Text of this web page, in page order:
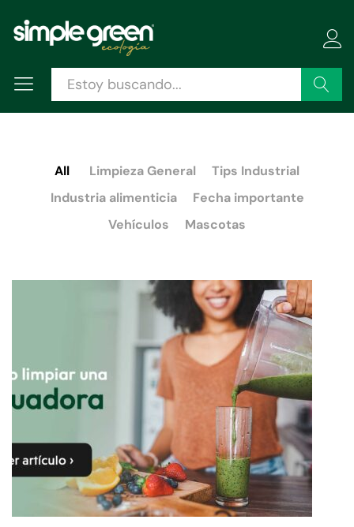
Buscar
All Limpieza General
Tips Industrial
Industria alimenticia
Fecha importante
Vehículos
Mascotas